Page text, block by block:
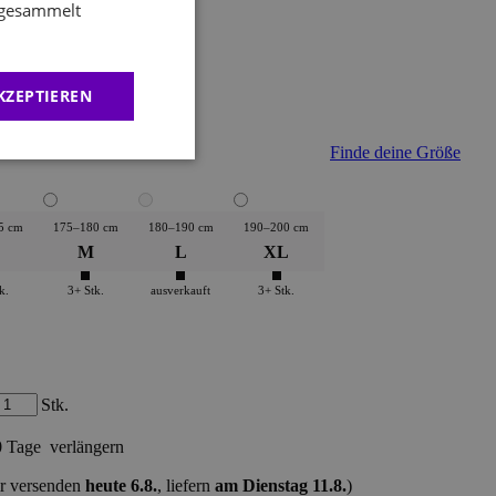
Finde deine Größe
cm 175–180 cm
M
3+ Stk.
180–190 cm
L
ausverkauft
190–200 cm
XL
3+ Stk.
Stk.
Tage verlängern
versenden heute 6.8., liefern am Dienstag 11.8.)